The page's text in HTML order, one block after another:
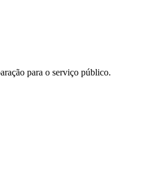
para o serviço público.